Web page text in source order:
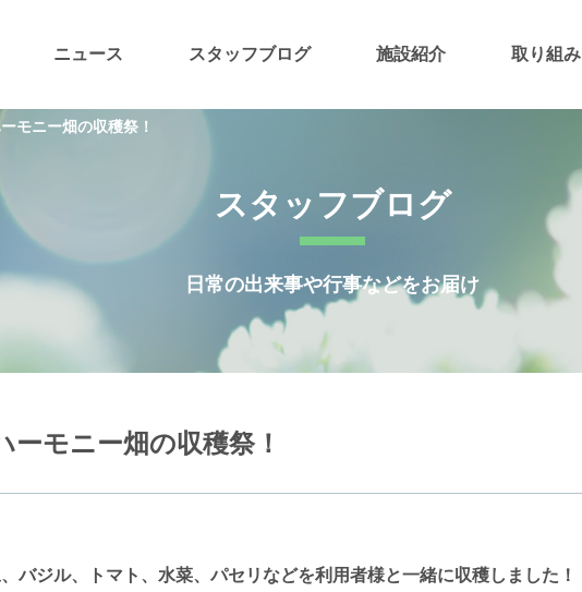
ニュース スタッフブログ 施設紹介 取り組み
スタッフブログ
日常の出来事や行事などをお届け
モニー畑の収穫祭！
ーモニー畑の収穫祭！
バジル、トマト、水菜、パセリなどを利用者様と一緒に収穫しました！